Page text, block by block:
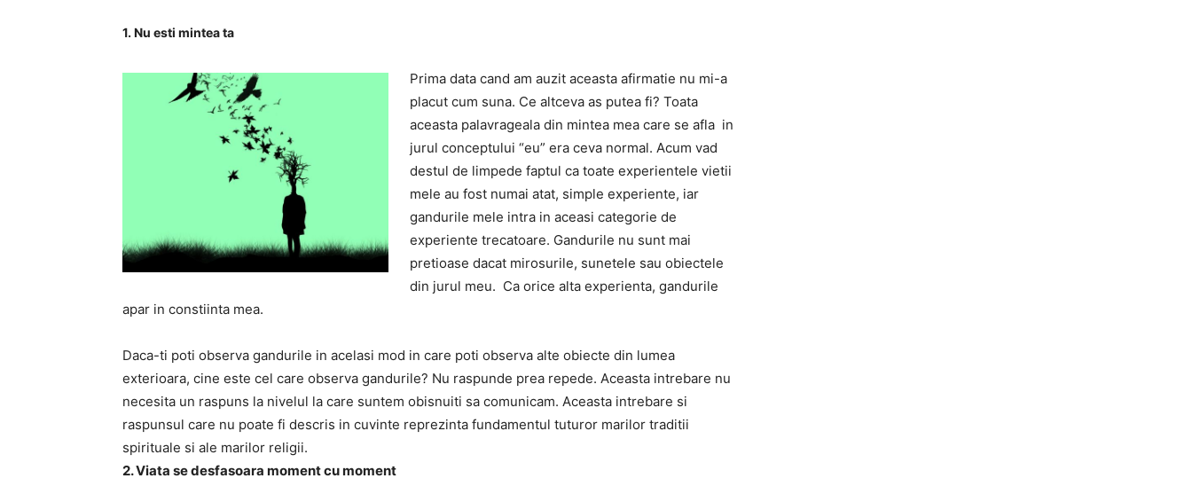
1. Nu esti mintea ta
Prima data cand am auzit aceasta afirmatie nu mi-a
placut cum suna. Ce altceva as putea fi? Toata
aceasta palavrageala din mintea mea care se afla in
jurul conceptului “eu” era ceva normal. Acum vad
destul de limpede faptul ca toate experientele vietii
mele au fost numai atat, simple experiente, iar
gandurile mele intra in aceasi categorie de
experiente trecatoare. Gandurile nu sunt mai
pretioase dacat mirosurile, sunetele sau obiectele
din jurul meu. Ca orice alta experienta, gandurile
apar in constiinta mea.
Daca-ti poti observa gandurile in acelasi mod in care poti observa alte obiecte din lumea
exterioara, cine este cel care observa gandurile? Nu raspunde prea repede. Aceasta intrebare nu
necesita un raspuns la nivelul la care suntem obisnuiti sa comunicam. Aceasta intrebare si
raspunsul care nu poate fi descris in cuvinte reprezinta fundamentul tuturor marilor traditii
spirituale si ale marilor religii.
2. Viata se desfasoara moment cu moment